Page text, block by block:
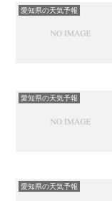
愛知県の天気予報
愛知県の天気予報
愛知県の天気予報